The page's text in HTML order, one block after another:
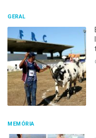
GERAL
MEMÓRIA